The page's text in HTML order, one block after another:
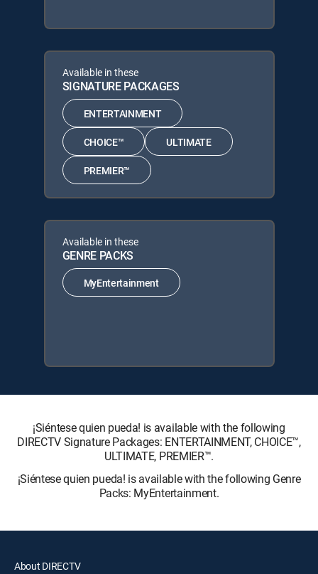
Available in these
SIGNATURE PACKAGES
ENTERTAINMENT
CHOICE™ ULTIMATE
PREMIER™
Available in these
GENRE PACKS
MyEntertainment
¡Siéntese quien pueda! is available with the following
DIRECTV Signature Packages: ENTERTAINMENT, CHOICE™,
ULTIMATE, PREMIER™.
¡Siéntese quien pueda! is available with the following Genre
Packs: MyEntertainment.
About DIRECTV